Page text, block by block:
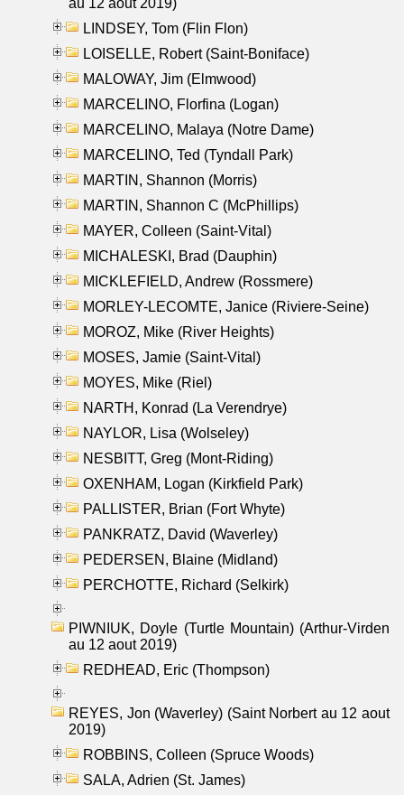
LINDSEY, Tom (Flin Flon)
LOISELLE, Robert (Saint-Boniface)
MALOWAY, Jim (Elmwood)
MARCELINO, Florfina (Logan)
MARCELINO, Malaya (Notre Dame)
MARCELINO, Ted (Tyndall Park)
MARTIN, Shannon (Morris)
MARTIN, Shannon C (McPhillips)
MAYER, Colleen (Saint-Vital)
MICHALESKI, Brad (Dauphin)
MICKLEFIELD, Andrew (Rossmere)
MORLEY-LECOMTE, Janice (Riviere-Seine)
MOROZ, Mike (River Heights)
MOSES, Jamie (Saint-Vital)
MOYES, Mike (Riel)
NARTH, Konrad (La Verendrye)
NAYLOR, Lisa (Wolseley)
NESBITT, Greg (Mont-Riding)
OXENHAM, Logan (Kirkfield Park)
PALLISTER, Brian (Fort Whyte)
PANKRATZ, David (Waverley)
PEDERSEN, Blaine (Midland)
PERCHOTTE, Richard (Selkirk)
PIWNIUK, Doyle (Turtle Mountain) (Arthur-Virden
au 12 aout 2019)
REDHEAD, Eric (Thompson)
REYES, Jon (Waverley) (Saint Norbert au 12 aout
2019)
ROBBINS, Colleen (Spruce Woods)
SALA, Adrien (St. James)